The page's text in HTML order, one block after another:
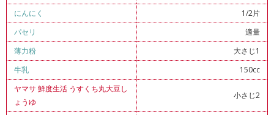
にんにく
1/2片
パセリ
適量
薄力粉
大さじ1
牛乳
150cc
ヤマサ 鮮度生活 うすくち丸大豆し
ょうゆ
小さじ2